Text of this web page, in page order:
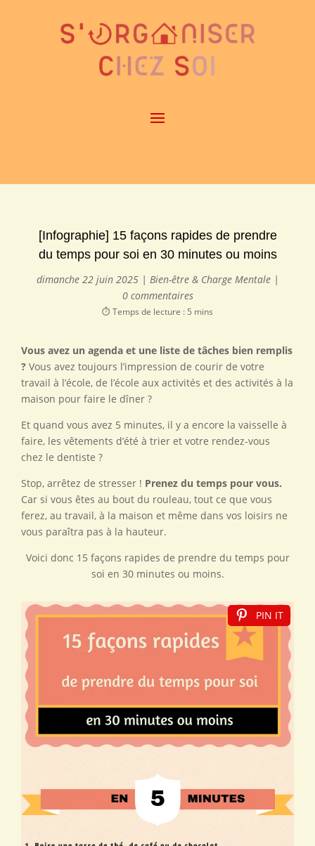
[Infographie] 15 façons rapides de prendre
du temps pour soi en 30 minutes ou moins
dimanche 22 juin 2025| Bien-être & Charge Mentale|
0 commentaires
⏱️ Temps de lecture : 5 mins
Vous avez un agenda et une liste de tâches bien remplis
? Vous avez toujours l’impression de courir de votre
travail à l’école, de l’école aux activités et des activités à la
maison pour faire le dîner ?
Et quand vous avez 5 minutes, il y a encore la vaisselle à
faire, les vêtements d’été à trier et votre rendez-vous
chez le dentiste ?
Stop, arrêtez de stresser ! Prenez du temps pour vous.
Car si vous êtes au bout du rouleau, tout ce que vous
ferez, au travail, à la maison et même dans vos loisirs ne
vous paraîtra pas à la hauteur.
Voici donc 15 façons rapides de prendre du temps pour
soi en 30 minutes ou moins.
PIN IT